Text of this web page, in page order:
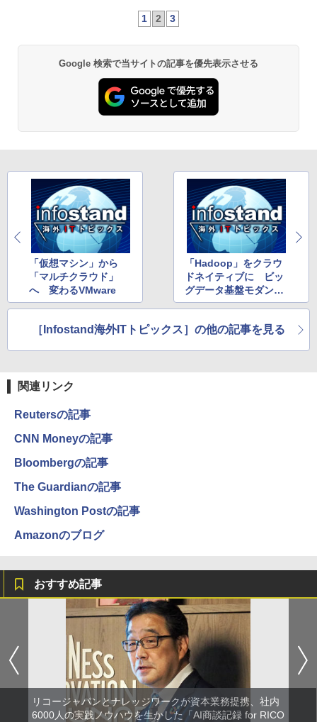
1 2 3
Google 検索で当サイトの記事を優先表示させる
「仮想マシン」から
「マルチクラウド」
へ 変わるVMware
「Hadoop」をクラウ
ドネイティブに ビッ
グデータ基盤モダン化
の取り組み
［Infostand海外ITトピックス］の他の記事を見る
関連リンク
Reutersの記事
CNN Moneyの記事
Bloombergの記事
The Guardianの記事
Washington Postの記事
Amazonのブログ
おすすめ記事
リコージャパンとナレッジワークが資本業務提携、社内
6000人の実践ノウハウを生かした「AI商談記録 for RICO